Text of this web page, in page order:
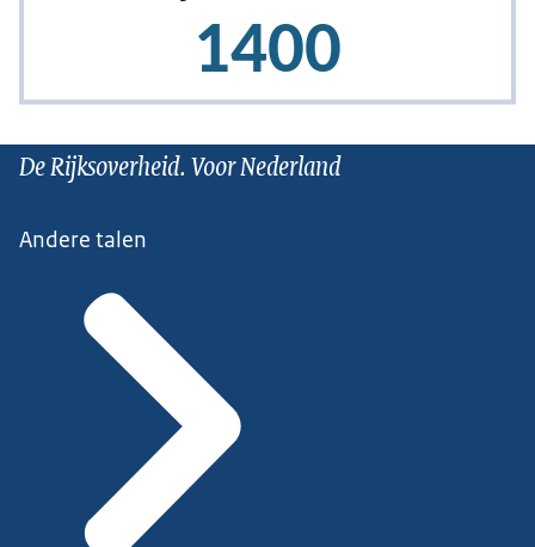
De Rijksoverheid. Voor Nederland
Andere talen